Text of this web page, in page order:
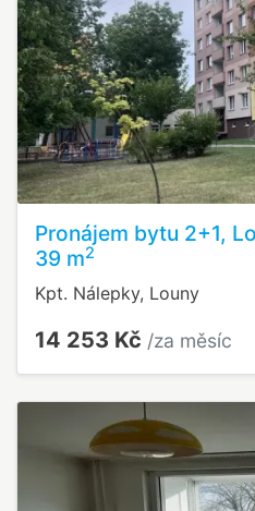
Pronájem bytu 2+1,
39 m2
Kpt. Nálepky, Louny
14 253 Kč /za měsíc